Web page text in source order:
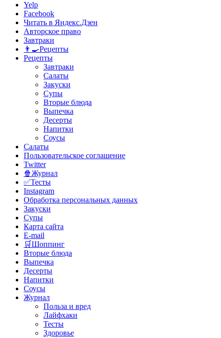
Yelp
Facebook
Читать в Яндекс.Дзен
Авторское право
Завтраки
👨‍🍳Рецепты
Рецепты
Завтраки
Салаты
Закуски
Супы
Вторые блюда
Выпечка
Десерты
Напитки
Соусы
Салаты
Пользовательское соглашение
Twitter
🍿Журнал
✅Тесты
Instagram
Обработка персональных данных
Закуски
Супы
Карта сайта
E-mail
🛒Шоппинг
Вторые блюда
Выпечка
Десерты
Напитки
Соусы
Журнал
Польза и вред
Лайфхаки
Тесты
Здоровье